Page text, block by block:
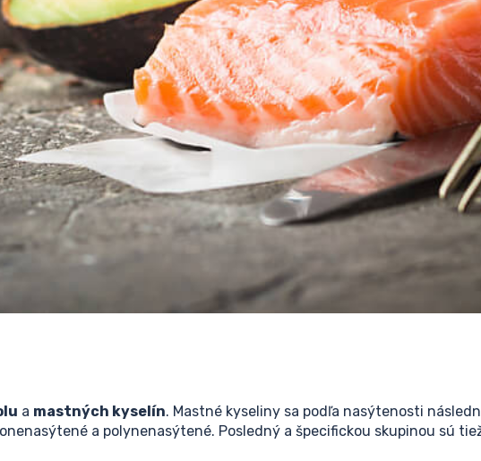
a mastných kyselín. Mastné kyseliny sa podľa nasýtenosti
a polynenasýtené. Posledný a špecifickou skupinou sú